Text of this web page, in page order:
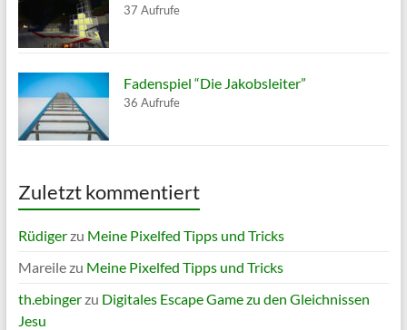
37 Aufrufe
Fadenspiel “Die Jakobsleiter”
36 Aufrufe
Zuletzt kommentiert
Rüdigerzu Meine Pixelfed Tipps und Tricks
Mareilezu Meine Pixelfed Tipps und Tricks
th.ebingerzu Digitales Escape Game zu den Gleichnissen
Jesu